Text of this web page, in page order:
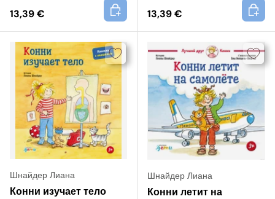
13,39 €
+
13,39 €
+
Шнайдер Лиана
Конни изучает тело
Шнайдер Лиана
Конни летит на